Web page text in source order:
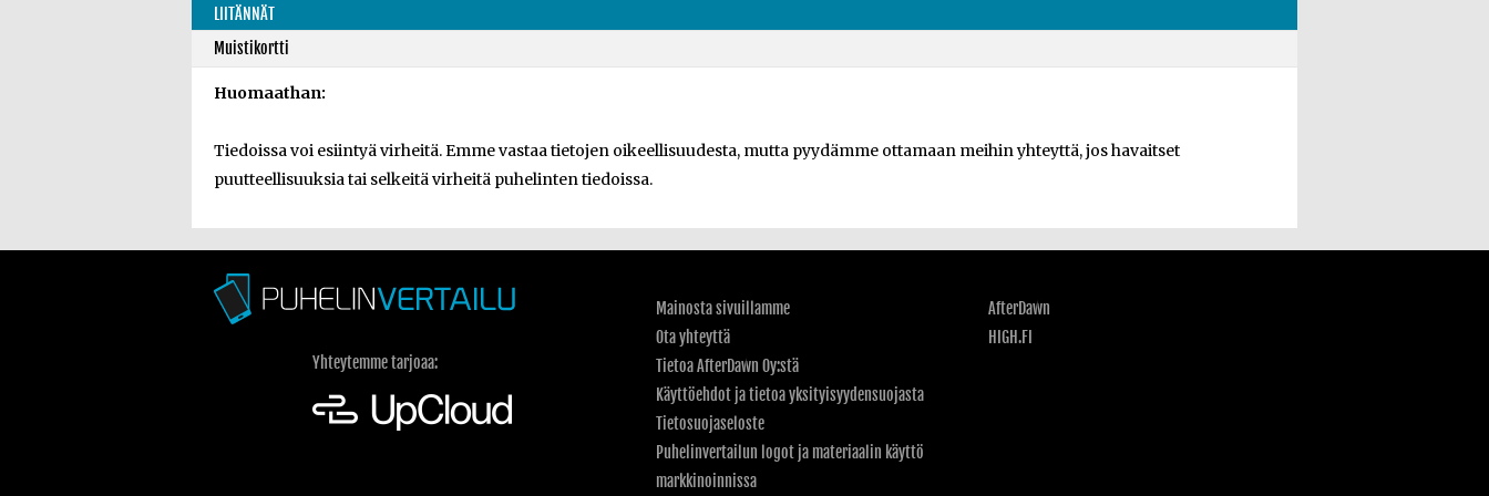
LIITÄNNÄT
Muistikortti
Huomaathan:
Tiedoissa voi esiintyä virheitä. Emme vastaa tietojen oikeellisuudesta, mutta pyydämme ottamaan meihin yhteyttä, jos havaitset
puutteellisuuksia tai selkeitä virheitä puhelinten tiedoissa.
Yhteytemme tarjoaa:
Mainosta sivuillamme
Ota yhteyttä
Tietoa AfterDawn Oy:stä
Käyttöehdot ja tietoa yksityisyydensuojasta
Tietosuojaseloste
Puhelinvertailun logot ja materiaalin käyttö
markkinoinnissa
AfterDawn
HIGH.FI